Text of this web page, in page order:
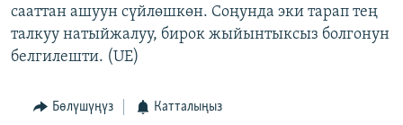
сааттан ашуун сүйлөшкөн. Соңунда эки тарап тең
талкуу натыйжалуу, бирок жыйынтыксыз болгонун
белгилешти. (UE)
Бөлүшүңүз Катталыңыз